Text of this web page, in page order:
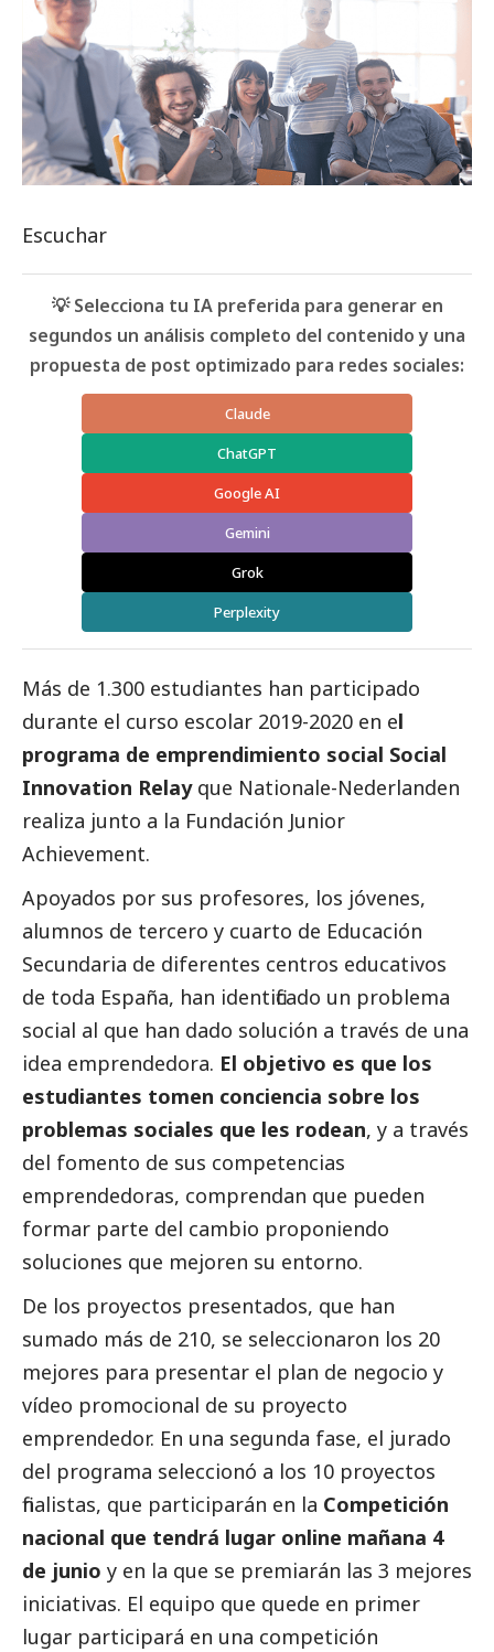
Escuchar
💡 Selecciona tu IA preferida para generar en
segundos un análisis completo del contenido y una
propuesta de post optimizado para redes sociales:
Claude
ChatGPT
Google AI
Gemini
Grok
Perplexity
Más de 1.300 estudiantes han participado
durante el curso escolar 2019-2020 en el
programa de emprendimiento social Social
Innovation Relay que Nationale-Nederlanden
realiza junto a la Fundación Junior
Achievement.
Apoyados por sus profesores, los jóvenes,
alumnos de tercero y cuarto de Educación
Secundaria de diferentes centros educativos
de toda España, han identificado un problema
social al que han dado solución a través de una
idea emprendedora. El objetivo es que los
estudiantes tomen conciencia sobre los
problemas sociales que les rodean, y a través
del fomento de sus competencias
emprendedoras, comprendan que pueden
formar parte del cambio proponiendo
soluciones que mejoren su entorno.
De los proyectos presentados, que han
sumado más de 210, se seleccionaron los 20
mejores para presentar el plan de negocio y
vídeo promocional de su proyecto
emprendedor. En una segunda fase, el jurado
del programa seleccionó a los 10 proyectos
finalistas, que participarán en la Competición
nacional que tendrá lugar online mañana 4
de junio y en la que se premiarán las 3 mejores
iniciativas. El equipo que quede en primer
lugar participará en una competición